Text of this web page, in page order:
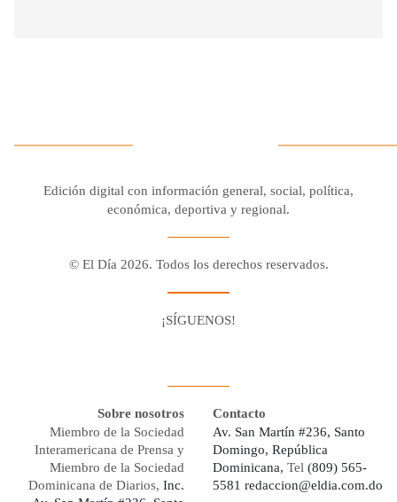
Edición digital con información general, social, política,
económica, deportiva y regional.
© El Día 2026. Todos los derechos reservados.
¡SÍGUENOS!
Sobre nosotros
Miembro de la Sociedad
Interamericana de Prensa y
Miembro de la Sociedad
Dominicana de Diarios, Inc.
Contacto
Av. San Martín #236, Santo
Domingo, República
Dominicana, Tel (809) 565-
5581 redaccion@eldia.com.do